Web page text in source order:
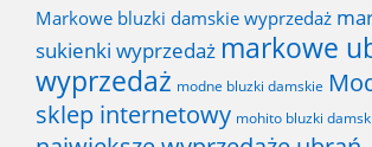
Markowe bluzki damskie wyprzedaż
sukienki wyprzedaż markowe
wyprzedaż modne bluzki damskie
sklep internetowy mohito bluzki